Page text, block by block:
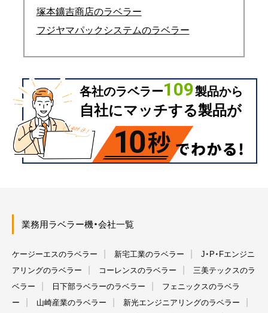
塚本鑛吉商店のラベラー
フジヤマパックシステムのラベラー
各社のラベラー109製品から
自社にマッチする製品が
業務用ラベラー機・会社一覧
ケージーエスのラベラー 新宅工業のラベラー
J・P・Fエンジニ
アリングのラベラー
コーレンスのラベラー
三美テックスのラ
ベラー
日下部ラベラーのラベラー
フェニックスのラベラ
ー
山崎産業のラベラー
新光エンジニアリングのラベラー